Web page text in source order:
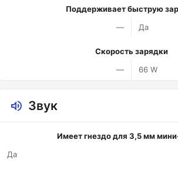
Поддерживает быструю
—
Да
Скорость зарядки
—
66 W
Звук
Имеет гнездо для 3,5 мм
Да